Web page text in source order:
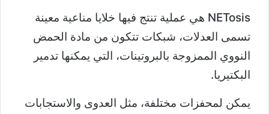
NETosis هي عملية تنتج فيها خلايا مناعية معينة
تسمى العدلات، شبكات تتكون من مادة الحمض
النووي الممزوجة بالبروتينات، التي يمكنها تدمير
البكتيريا.
يمكن لمحفزات مختلفة، مثل العدوى والاستجابات